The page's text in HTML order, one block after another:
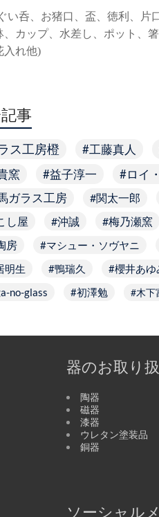
い呑、お猪口、盃、徳利、片
、カップ、水差し、ポット、
入れ他)
事
ス工房橙 工藤真人
窯
益子淳一 ロイ
ガラス工房 関太一郎
し屋
沖誠 梅乃瀬窯
房 マシュー・ソヴヤニ
明生
鴨瑞久 櫻井あゆ
no-glass
初澤勉 木下
器のお取り
陶器
磁器
漆器
ウレタン塗装品
銅器
ソーシャル